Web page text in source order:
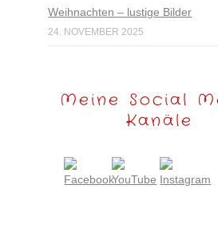
Weihnachten – lustige Bilder
24. NOVEMBER 2025
Meine Social
Kanäle